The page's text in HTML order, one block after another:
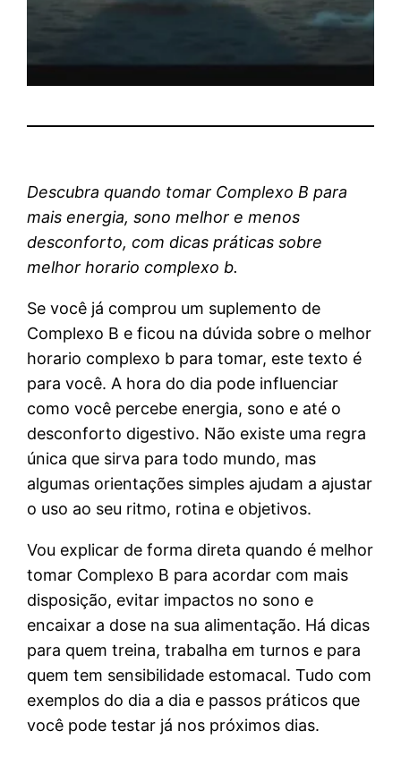
Descubra quando tomar Complexo B para
mais energia, sono melhor e menos
desconforto, com dicas práticas sobre
melhor horario complexo b.
Se você já comprou um suplemento de
Complexo B e ficou na dúvida sobre o melhor
horario complexo b para tomar, este texto é
para você. A hora do dia pode influenciar
como você percebe energia, sono e até o
desconforto digestivo. Não existe uma regra
única que sirva para todo mundo, mas
algumas orientações simples ajudam a ajustar
o uso ao seu ritmo, rotina e objetivos.
Vou explicar de forma direta quando é melhor
tomar Complexo B para acordar com mais
disposição, evitar impactos no sono e
encaixar a dose na sua alimentação. Há dicas
para quem treina, trabalha em turnos e para
quem tem sensibilidade estomacal. Tudo com
exemplos do dia a dia e passos práticos que
você pode testar já nos próximos dias.